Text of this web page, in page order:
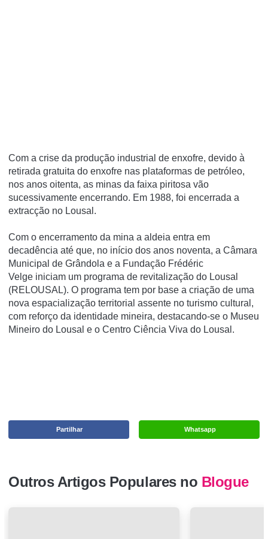
Com a crise da produção industrial de enxofre, devido à
retirada gratuita do enxofre nas plataformas de petróleo,
nos anos oitenta, as minas da faixa piritosa vão
sucessivamente encerrando. Em 1988, foi encerrada a
extracção no Lousal.
Com o encerramento da mina a aldeia entra em
decadência até que, no início dos anos noventa, a Câmara
Municipal de Grândola e a Fundação Frédéric
Velge iniciam um programa de revitalização do Lousal
(RELOUSAL). O programa tem por base a criação de uma
nova espacialização territorial assente no turismo cultural,
com reforço da identidade mineira, destacando-se o Museu
Mineiro do Lousal e o Centro Ciência Viva do Lousal.
Whatsapp
Partilhar
Outros Artigos Populares no Blogue